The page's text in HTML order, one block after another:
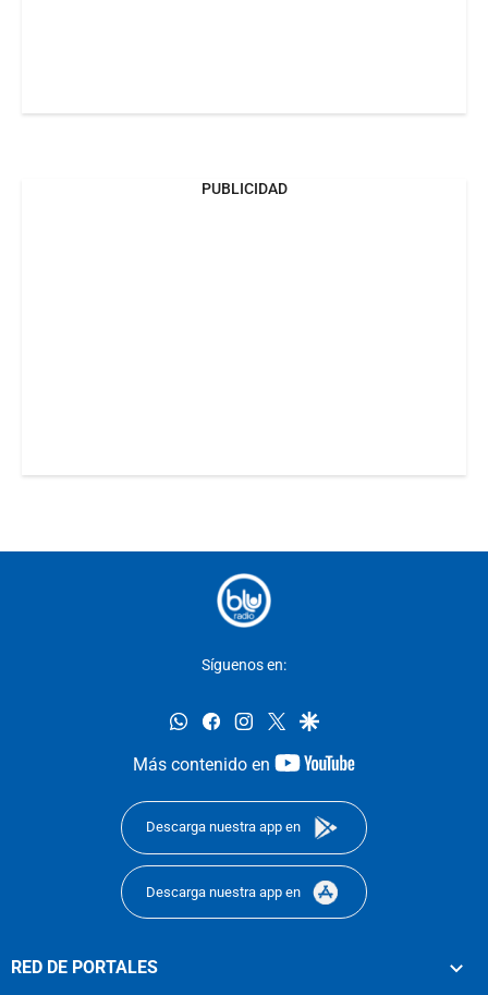
PUBLICIDAD
Síguenos en:
whatsappfacebookinstagram
twittergoogle
Más contenido en
youtube-
Descarga nuestra app en
Descarga nuestra app en
RED DE PORTALES